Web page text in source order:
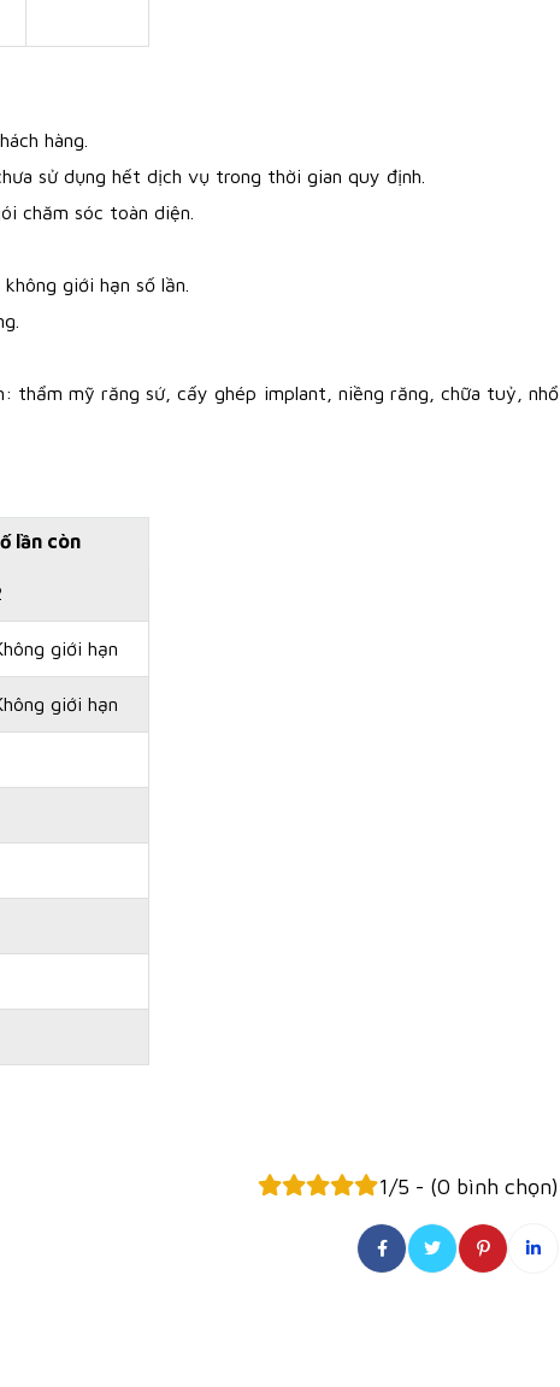
hàng.
sử dụng hết dịch vụ trong thời gian quy định.
chăm sóc toàn diện.
giới hạn số lần.
thẩm mỹ răng sứ, cấy ghép implant, niềng răng, chữa tuỷ, nhổ
lần còn
giới hạn
giới hạn
1/5 - (0 bình chọn)